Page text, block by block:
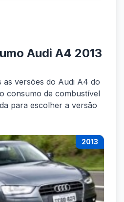
Audi A4 2013
as versões do Audi A4 do
consumo de combustível
para escolher a versão
2013